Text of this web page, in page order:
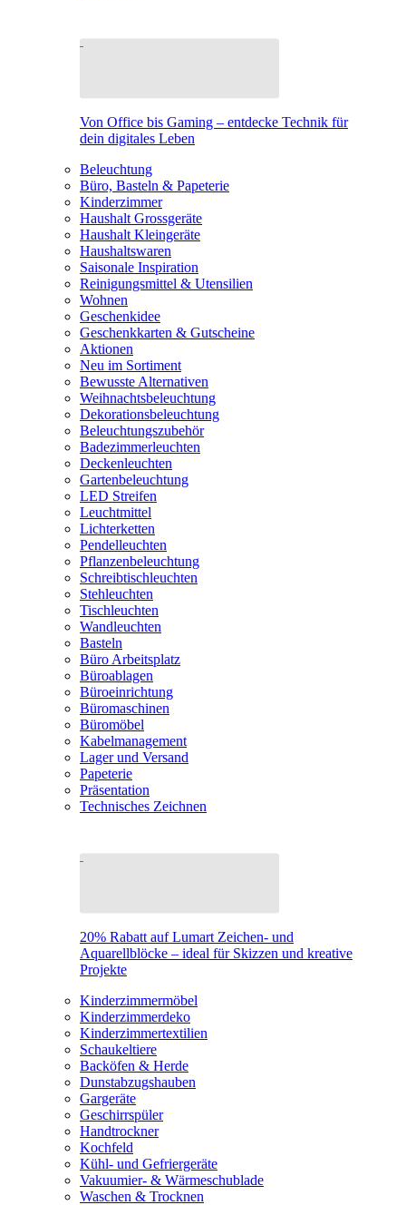
Von Office bis Gaming – entdecke Technik für
dein digitales Leben
Beleuchtung
Büro, Basteln & Papeterie
Kinderzimmer
Haushalt Grossgeräte
Haushalt Kleingeräte
Haushaltswaren
Saisonale Inspiration
Reinigungsmittel & Utensilien
Wohnen
Geschenkidee
Geschenkkarten & Gutscheine
Aktionen
Neu im Sortiment
Bewusste Alternativen
Weihnachtsbeleuchtung
Dekorationsbeleuchtung
Beleuchtungszubehör
Badezimmerleuchten
Deckenleuchten
Gartenbeleuchtung
LED Streifen
Leuchtmittel
Lichterketten
Pendelleuchten
Pflanzenbeleuchtung
Schreibtischleuchten
Stehleuchten
Tischleuchten
Wandleuchten
Basteln
Büro Arbeitsplatz
Büroablagen
Büroeinrichtung
Büromaschinen
Büromöbel
Kabelmanagement
Lager und Versand
Papeterie
Präsentation
Technisches Zeichnen
20% Rabatt auf Lumart Zeichen- und
Aquarellblöcke – ideal für Skizzen und kreative
Projekte
Kinderzimmermöbel
Kinderzimmerdeko
Kinderzimmertextilien
Schaukeltiere
Backöfen & Herde
Dunstabzugshauben
Gargeräte
Geschirrspüler
Handtrockner
Kochfeld
Kühl- und Gefriergeräte
Vakuumier- & Wärmeschublade
Waschen & Trocknen